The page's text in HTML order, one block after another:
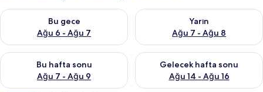
Bu gece
Ağu 6 - Ağu 7
Bu gece için müsaitliği kontrol et Ağu 6 - Ağu 7
Yarın
Ağu 7 - Ağu 8
Yarın için müsaitliği kontrol
Bu hafta sonu
Ağu 7 - Ağu 9
Bu hafta sonu için müsaitliği kontrol et Ağu 7 - Ağu 9
Gelecek hafta sonu
Ağu 14 - Ağu 16
Önümüzdeki hafta sonu için